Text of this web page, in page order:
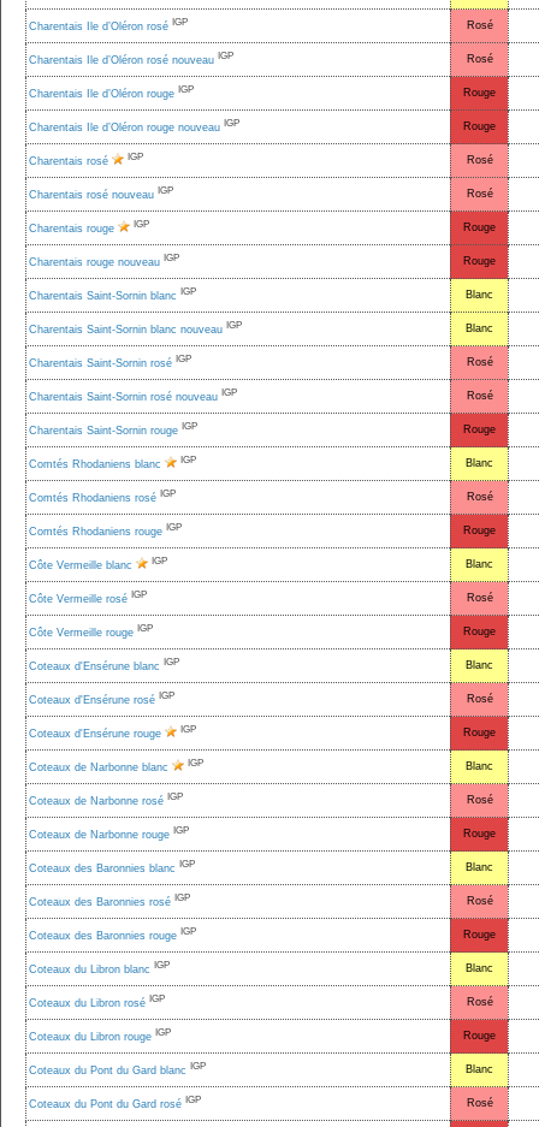
Charentais Ile d’Oléron rosé IGP Rosé
Charentais Ile d’Oléron rosé nouveau IGP Rosé
Charentais Ile d’Oléron rouge IGP Rouge
Charentais Ile d’Oléron rouge nouveau IGP Rouge
Charentais rosé IGP Rosé
Charentais rosé nouveau IGP Rosé
Charentais rouge IGP Rouge
Charentais rouge nouveau IGP Rouge
Charentais Saint-Sornin blanc IGP Blanc
Charentais Saint-Sornin blanc nouveau IGP Blanc
Charentais Saint-Sornin rosé IGP Rosé
Charentais Saint-Sornin rosé nouveau IGP Rosé
Charentais Saint-Sornin rouge IGP Rouge
Comtés Rhodaniens blanc IGP Blanc
Comtés Rhodaniens rosé IGP Rosé
Comtés Rhodaniens rouge IGP Rouge
Côte Vermeille blanc IGP Blanc
Côte Vermeille rosé IGP Rosé
Côte Vermeille rouge IGP Rouge
Coteaux d'Ensérune blanc IGP Blanc
Coteaux d'Ensérune rosé IGP Rosé
Coteaux d'Ensérune rouge IGP Rouge
Coteaux de Narbonne blanc IGP Blanc
Coteaux de Narbonne rosé IGP Rosé
Coteaux de Narbonne rouge IGP Rouge
Coteaux des Baronnies blanc IGP Blanc
Coteaux des Baronnies rosé IGP Rosé
Coteaux des Baronnies rouge IGP Rouge
Coteaux du Libron blanc IGP Blanc
Coteaux du Libron rosé IGP Rosé
Coteaux du Libron rouge IGP Rouge
Coteaux du Pont du Gard blanc IGP Blanc
Coteaux du Pont du Gard rosé IGP Rosé